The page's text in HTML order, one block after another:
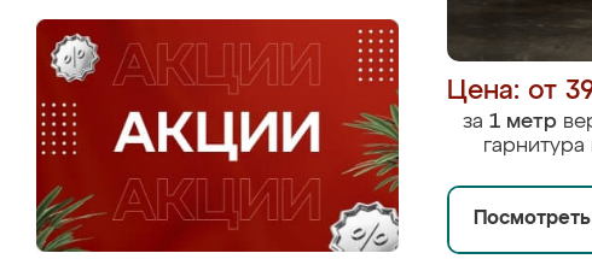
Цена: от
за 1 метр
гарнитура